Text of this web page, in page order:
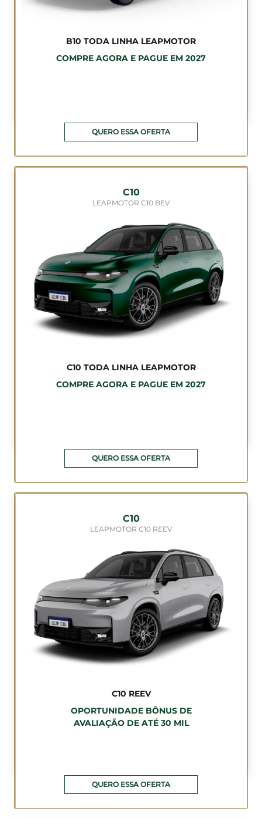
B10 TODA LINHA LEAPMOTOR
COMPRE AGORA E PAGUE EM 2027
QUERO ESSA OFERTA
C10
LEAPMOTOR C10 BEV
C10 TODA LINHA LEAPMOTOR
COMPRE AGORA E PAGUE EM 2027
QUERO ESSA OFERTA
C10
LEAPMOTOR C10 REEV
C10 REEV
OPORTUNIDADE BÔNUS DE
AVALIAÇÃO DE ATÉ 30 MIL
QUERO ESSA OFERTA